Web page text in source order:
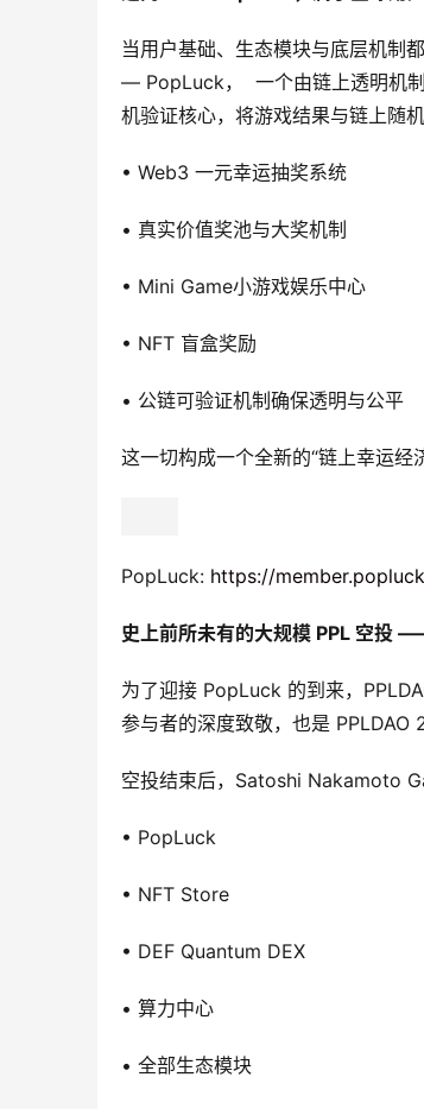
当用户基础、生态模块与底层机制
— PopLuck，  一个由链上透明机
机验证核心，将游戏结果与链上随
• Web3 一元幸运抽奖系统
• 真实价值奖池与大奖机制
• Mini Game小游戏娱乐中心
• NFT 盲盒奖励
• 公链可验证机制确保透明与公平
这一切构成一个全新的“链上幸运经
PopLuck: https://
史上前所未有的大规模 PPL 空投
为了迎接 PopLuck 的到来，
参与者的深度致敬，也是 PPLDAO
空投结束后，Satoshi Nakamoto
• PopLuck
• NFT Store
• DEF Quantum DEX
• 算力中心
• 全部生态模块